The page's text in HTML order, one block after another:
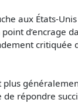
aux États-
d’encrage
répondre